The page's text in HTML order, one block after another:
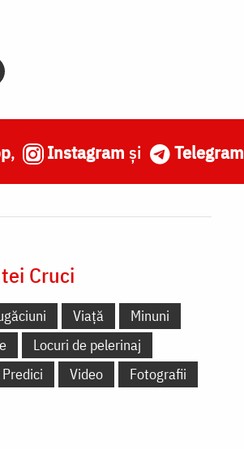
, Instagram și Telegram
Cruci
Viață
Minuni
Locuri de pelerinaj
Predici Video Fotografii